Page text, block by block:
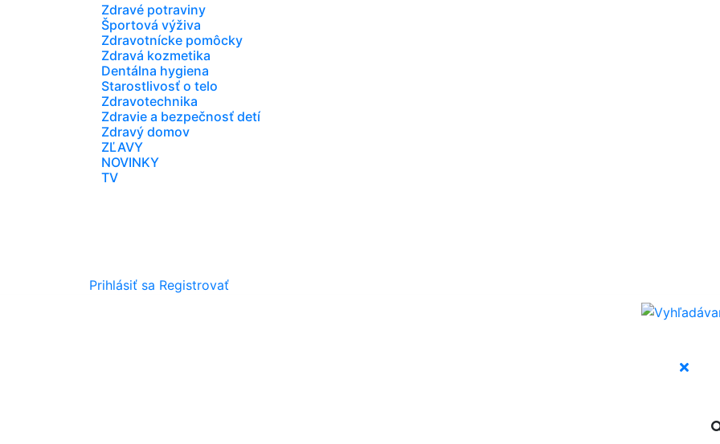
Zdravé potraviny
Športová výživa
Zdravotnícke pomôcky
Zdravá kozmetika
Dentálna hygiena
Starostlivosť o telo
Zdravotechnika
Zdravie a bezpečnosť detí
Zdravý domov
ZĽAVY
NOVINKY
TV
Prihlásiť sa Registrovať